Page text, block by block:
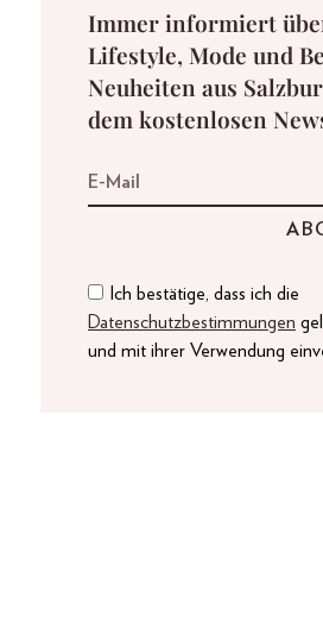
Immer informiert
Lifestyle, Mode und
Neuheiten aus
dem kostenlosen
Ich bestätige, dass ich die
Datenschutzbestimmungen
und mit ihrer Verwendung